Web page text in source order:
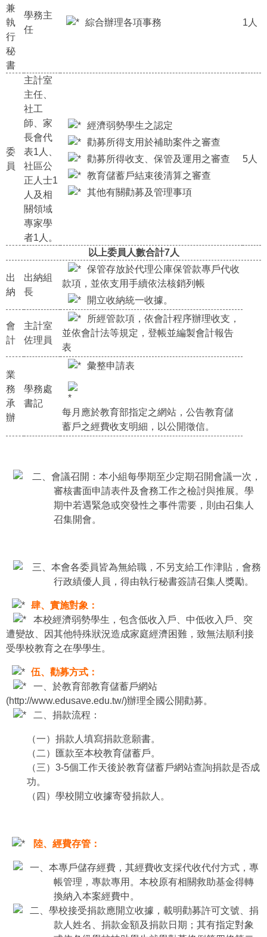
兼
執
行
秘
書
學務主
任
綜合辦理各項事務 1人
委
員
主計室
主任、
社工
師、家
長會代
表1人、
社區公
正人士1
人及相
關領域
專家學
者1人。
經濟弱勢學生之認定
勸募所得支用於補助案件之審查
勸募所得收支、保管及運用之審查
教育儲蓄戶結束後清算之審查
其他有關勸募及管理事項
5人
以上委員人數合計7人
出
納
出納組
長
保管存放於代理公庫保管款專戶代收
款項，並依支用手續依法核銷列帳
開立收納統一收據。
會
計
主計室
佐理員
所經管款項，依會計程序辦理收支，
並依會計法等規定，登帳並編製會計報告
表
業
務
承
辦
學務處
書記
彙整申請表
每月應於教育部指定之網站，公告教育儲
蓄戶之經費收支明細，以公開徵信。
二、會議召開：本小組每學期至少定期召開會議一次，
審核書面申請表件及會務工作之檢討與推展。學
期中若遇緊急或突發性之事件需要，則由召集人
召集開會。
三、本會各委員皆為無給職，不另支給工作津貼，會務
行政績優人員，得由執行秘書簽請召集人獎勵。
肆、實施對象：
本校經濟弱勢學生，包含低收入戶、中低收入戶、突
遭變故、因其他特殊狀況造成家庭經濟困難，致無法順利接
受學校教育之在學學生。
伍、勸募方式：
一、於教育部教育儲蓄戶網站
(http://www.edusave.edu.tw/)辦理全國公開勸募。
二、捐款流程：
（一）捐款人填寫捐款意願書。
（二）匯款至本校教育儲蓄戶。
（三）3-5個工作天後於教育儲蓄戶網站查詢捐款是否成
功。
（四）學校開立收據寄發捐款人。
陸、經費存管：
一、本專戶儲存經費，其經費收支採代收代付方式，專
帳管理，專款專用。本校原有相關救助基金得轉
換納入本案經費中。
二、學校接受捐款應開立收據，載明勸募許可文號、捐
款人姓名、捐款金額及捐款日期；其有指定對象